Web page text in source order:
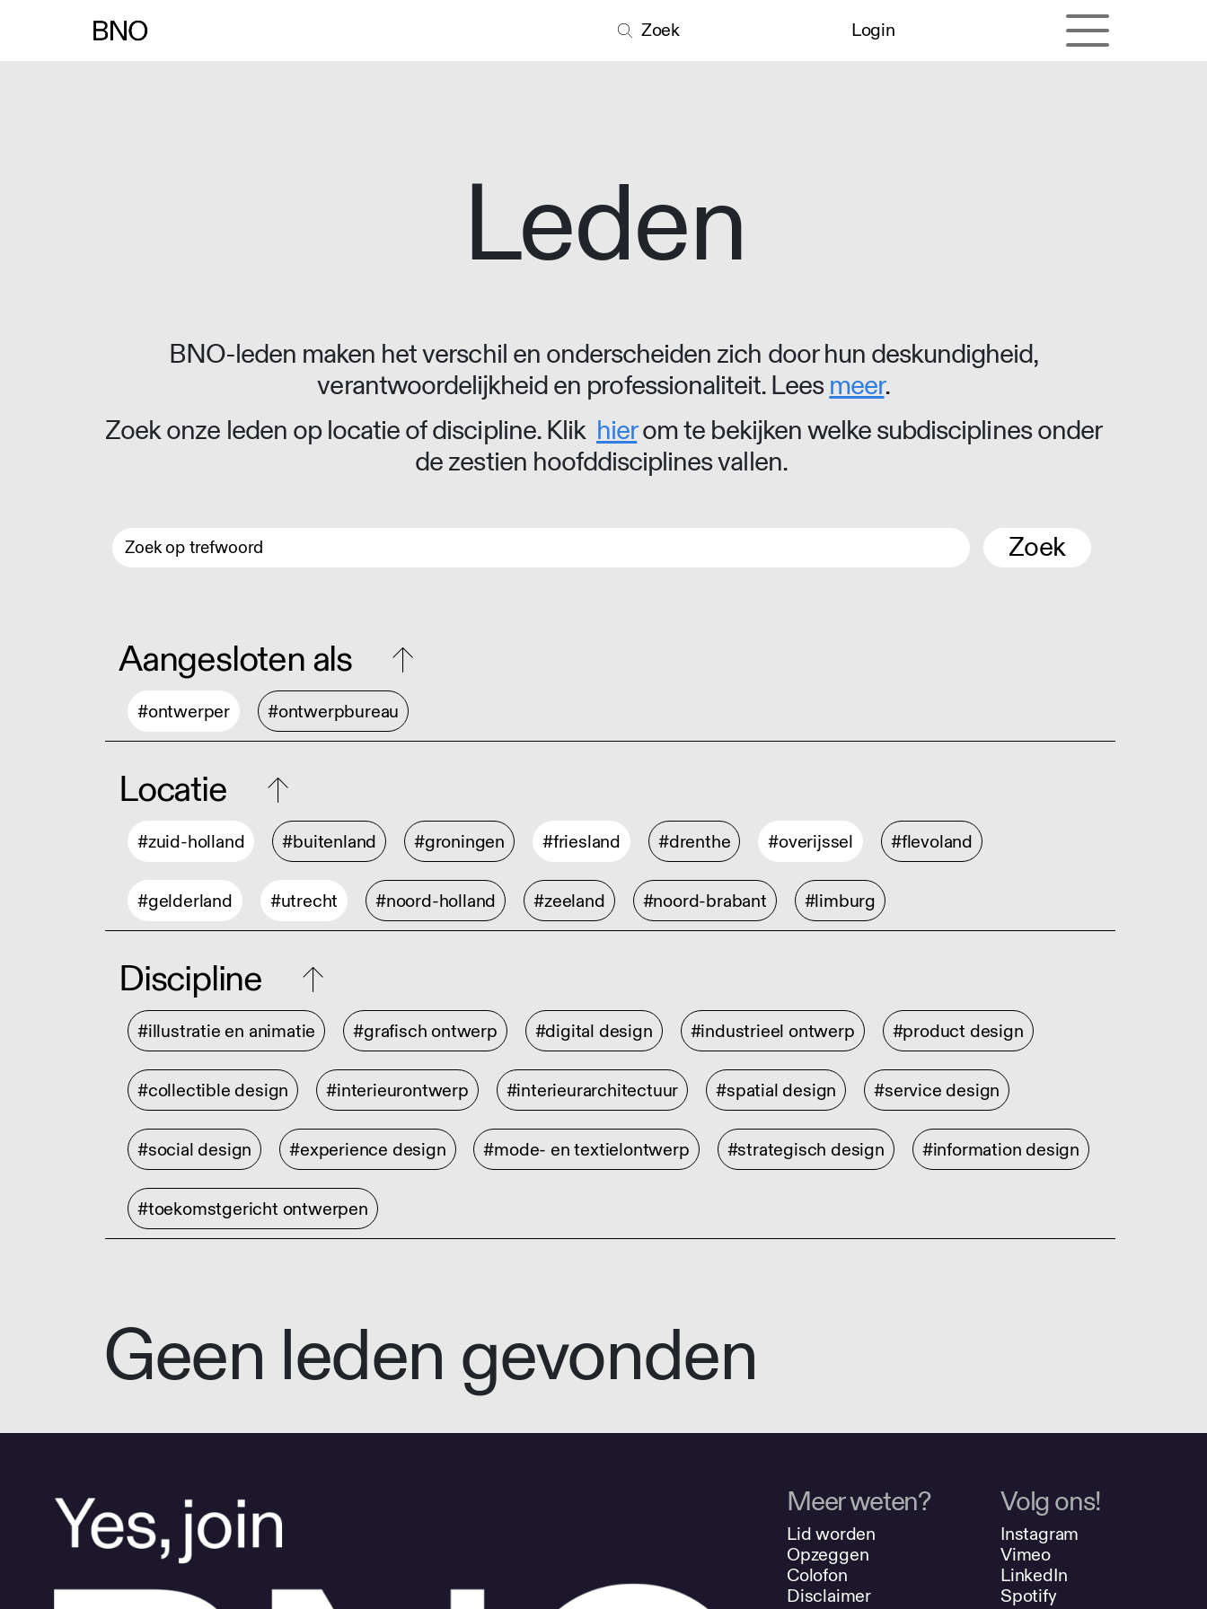
Zoek Login
Leden
BNO-leden maken het verschil en onderscheiden zich door hun deskundigheid,
verantwoordelijkheid en professionaliteit. Leesmeer.
Zoek onze leden op locatie of discipline. Klik hierom te bekijken welke subdisciplines onder
de zestien hoofddisciplines vallen.
Zoek
Aangesloten als
#ontwerper #ontwerpbureau
Locatie
#zuid-holland #buitenland #groningen #friesland #drenthe #overijssel #flevoland
#gelderland #utrecht #noord-holland #zeeland #noord-brabant #limburg
Discipline
#illustratie en animatie #grafisch ontwerp #digital design #industrieel ontwerp #product design
#collectible design #interieurontwerp #interieurarchitectuur #spatial design #service design
#social design #experience design #mode- en textielontwerp #strategisch design #information design
#toekomstgericht ontwerpen
Geen leden gevonden
Meer weten?
Lid worden
Opzeggen
Colofon
Disclaimer
Volg ons!
Instagram
Vimeo
LinkedIn
Spotify